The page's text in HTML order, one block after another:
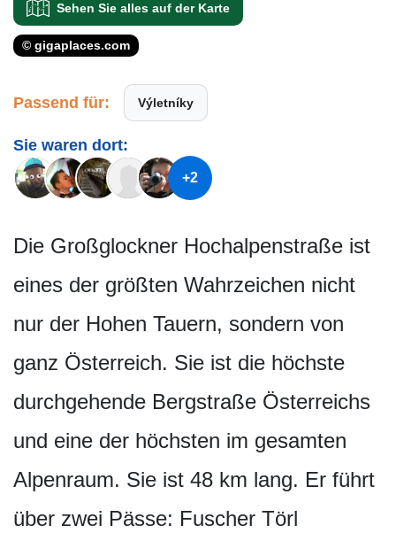
Sehen Sie alles auf der Karte
© gigaplaces.com
Passend für: Výletníky
Sie waren dort:
+2
Die Großglockner Hochalpenstraße ist
eines der größten Wahrzeichen nicht
nur der Hohen Tauern, sondern von
ganz Österreich. Sie ist die höchste
durchgehende Bergstraße Österreichs
und eine der höchsten im gesamten
Alpenraum. Sie ist 48 km lang. Er führt
über zwei Pässe: Fuscher Törl